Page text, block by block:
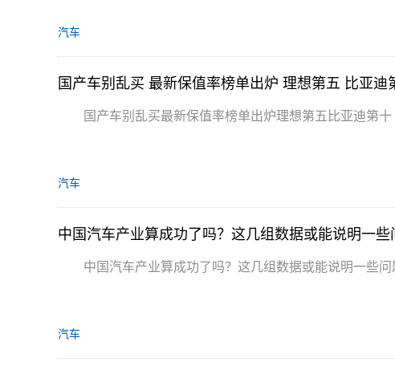
汽车
国产车别乱买 最新保值率榜单出炉 理想第五 比亚迪
国产车别乱买最新保值率榜单出炉理想第五比亚迪第十
汽车
中国汽车产业算成功了吗？这几组数据或能说明一
中国汽车产业算成功了吗？这几组数据或能说明一些问
汽车